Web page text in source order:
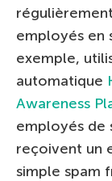
employés en
exemple,
automatique
Awareness
employés de
reçoivent un
simple spam